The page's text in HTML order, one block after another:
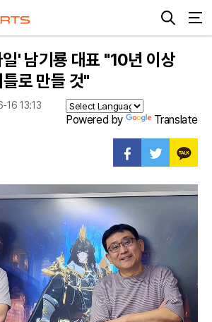
' 남기룡 대표 "10년 이상
로 만들 것"
16 13:13
Powered by Translate